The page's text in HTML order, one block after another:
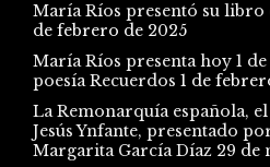
María Ríos presentó su libro
de febrero de 2025
María Ríos presenta hoy 1
poesía Recuerdos 1 de
La Remonarquía española,
Jesús Ynfante, presentado
Margarita García Díaz 29 de